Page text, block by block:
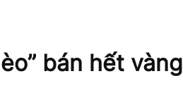
bán hết vàng